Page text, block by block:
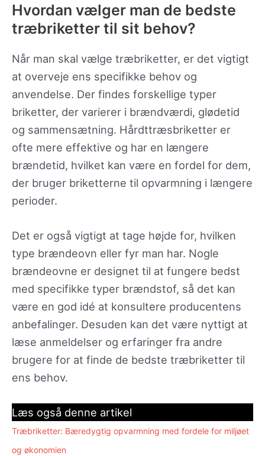
Hvordan vælger man de bedste
træbriketter til sit behov?
Når man skal vælge træbriketter, er det vigtigt
at overveje ens specifikke behov og
anvendelse. Der findes forskellige typer
briketter, der varierer i brændværdi, glødetid
og sammensætning. Hårdttræsbriketter er
ofte mere effektive og har en længere
brændetid, hvilket kan være en fordel for dem,
der bruger briketterne til opvarmning i længere
perioder.
Det er også vigtigt at tage højde for, hvilken
type brændeovn eller fyr man har. Nogle
brændeovne er designet til at fungere bedst
med specifikke typer brændstof, så det kan
være en god idé at konsultere producentens
anbefalinger. Desuden kan det være nyttigt at
læse anmeldelser og erfaringer fra andre
brugere for at finde de bedste træbriketter til
ens behov.
Læs også denne artikel
Træbriketter: Bæredygtig opvarmning med fordele for miljøet
og økonomien